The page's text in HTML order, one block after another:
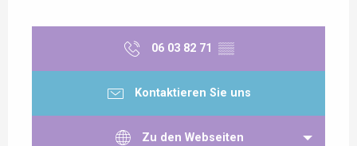
06 03 82 71 ▒▒
Kontaktieren Sie uns
Zu den Webseiten